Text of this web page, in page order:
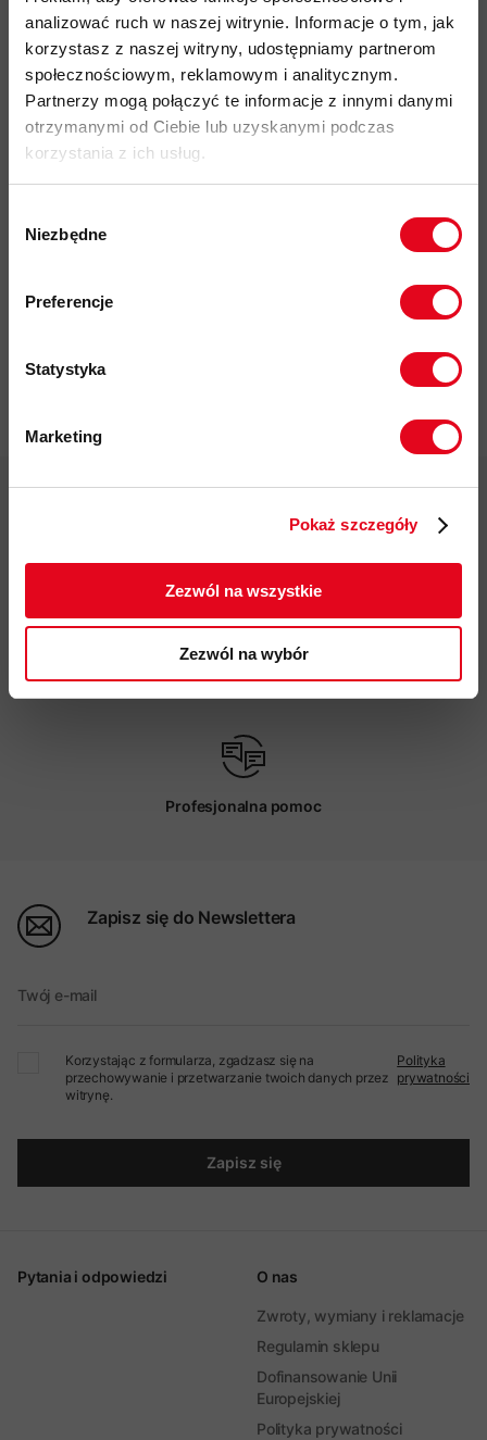
analizować ruch w naszej witrynie. Informacje o tym, jak
korzystasz z naszej witryny, udostępniamy partnerom
społecznościowym, reklamowym i analitycznym.
Partnerzy mogą połączyć te informacje z innymi danymi
otrzymanymi od Ciebie lub uzyskanymi podczas
korzystania z ich usług.
zgody
Niezbędne
Preferencje
Statystyka
Marketing
Pokaż szczegóły
Zezwól na wszystkie
Zezwól na wybór
rozmiary:
S-M 56 cm
L-XL 58 cm
organiczna bawełna certyfikowana standardem Global
Organic Textile Standard (GOTS) do przetwarzania tekstyliów
z ekologicznych włókien naturalnych - oszczędza wodę,
przyjazność środowiskowa: pureOrganic™ Cotton
Profesjonalna pomoc
Zapisz się do Newslettera
Twój e-mail
Korzystając z formularza, zgadzasz się na
przechowywanie i przetwarzanie twoich danych przez
witrynę.
Polityka
prywatności
Zapisz się
Pytania i odpowiedzi O nas
Zwroty, wymiany i reklamacje
Regulamin sklepu
Dofinansowanie Unii
Europejskiej
Polityka prywatności
zgodnie z Polityką prywatności.